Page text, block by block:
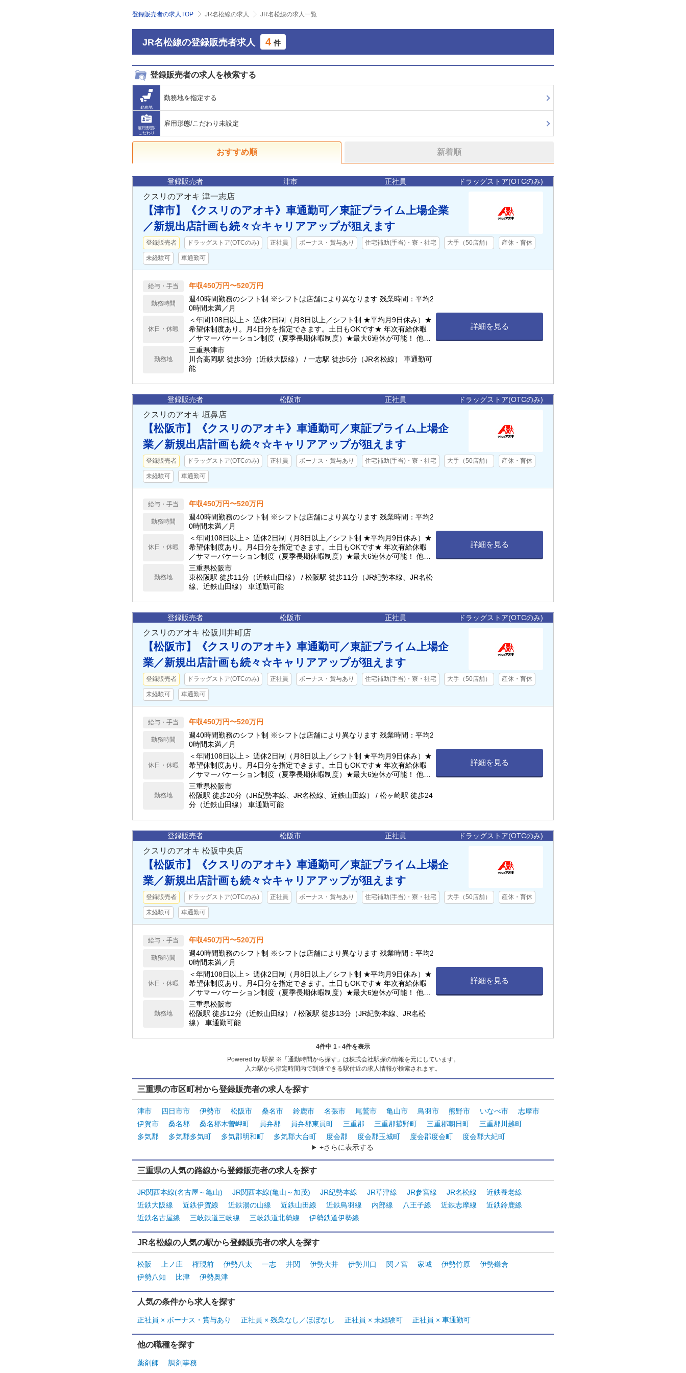
登録販売者の求人TOP JR名松線の求人 JR名松線の求人一覧
JR名松線の登録販売者求人 4 件
登録販売者の求人を検索する
勤務地
勤務地を指定する
雇用形態/
こだわり
雇用形態/こだわり未設定
おすすめ順 新着順
登録販売者 津市 正社員 ドラッグストア(OTCのみ)
クスリのアオキ 津一志店
【津市】《クスリのアオキ》車通勤可／東証プライム上場企業
／新規出店計画も続々☆キャリアアップが狙えます
登録販売者 ドラッグストア(OTCのみ) 正社員 ボーナス・賞与あり 住宅補助(手当)・寮・社宅 大手（50店舗） 産休・育休
未経験可 車通勤可
給与・手当 年収450万円〜520万円
勤務時間
週40時間勤務のシフト制 ※シフトは店舗により異なります 残業時間：平均2
0時間未満／月
休日・休暇
＜年間108日以上＞ 週休2日制（月8日以上／シフト制 ★平均月9日休み）★
希望休制度あり。月4日分を指定できます。土日もOKです★ 年次有給休暇
／サマーバケーション制度（夏季長期休暇制度）★最大6連休が可能！ 他詳
細は求人下部へ記載
勤務地
三重県津市
川合高岡駅 徒歩3分（近鉄大阪線） / 一志駅 徒歩5分（JR名松線） 車通勤可
能
詳細を見る
登録販売者 松阪市 正社員 ドラッグストア(OTCのみ)
クスリのアオキ 垣鼻店
【松阪市】《クスリのアオキ》車通勤可／東証プライム上場企
業／新規出店計画も続々☆キャリアアップが狙えます
登録販売者 ドラッグストア(OTCのみ) 正社員 ボーナス・賞与あり 住宅補助(手当)・寮・社宅 大手（50店舗） 産休・育休
未経験可 車通勤可
給与・手当 年収450万円〜520万円
勤務時間
週40時間勤務のシフト制 ※シフトは店舗により異なります 残業時間：平均2
0時間未満／月
休日・休暇
＜年間108日以上＞ 週休2日制（月8日以上／シフト制 ★平均月9日休み）★
希望休制度あり。月4日分を指定できます。土日もOKです★ 年次有給休暇
／サマーバケーション制度（夏季長期休暇制度）★最大6連休が可能！ 他詳
細は求人下部へ記載
勤務地
三重県松阪市
東松阪駅 徒歩11分（近鉄山田線） / 松阪駅 徒歩11分（JR紀勢本線、JR名松
線、近鉄山田線） 車通勤可能
詳細を見る
登録販売者 松阪市 正社員 ドラッグストア(OTCのみ)
クスリのアオキ 松阪川井町店
【松阪市】《クスリのアオキ》車通勤可／東証プライム上場企
業／新規出店計画も続々☆キャリアアップが狙えます
登録販売者 ドラッグストア(OTCのみ) 正社員 ボーナス・賞与あり 住宅補助(手当)・寮・社宅 大手（50店舗） 産休・育休
未経験可 車通勤可
給与・手当 年収450万円〜520万円
勤務時間
週40時間勤務のシフト制 ※シフトは店舗により異なります 残業時間：平均2
0時間未満／月
休日・休暇
＜年間108日以上＞ 週休2日制（月8日以上／シフト制 ★平均月9日休み）★
希望休制度あり。月4日分を指定できます。土日もOKです★ 年次有給休暇
／サマーバケーション制度（夏季長期休暇制度）★最大6連休が可能！ 他詳
細は求人下部へ記載
勤務地
三重県松阪市
松阪駅 徒歩20分（JR紀勢本線、JR名松線、近鉄山田線） / 松ヶ崎駅 徒歩24
分（近鉄山田線） 車通勤可能
詳細を見る
登録販売者 松阪市 正社員 ドラッグストア(OTCのみ)
クスリのアオキ 松阪中央店
【松阪市】《クスリのアオキ》車通勤可／東証プライム上場企
業／新規出店計画も続々☆キャリアアップが狙えます
登録販売者 ドラッグストア(OTCのみ) 正社員 ボーナス・賞与あり 住宅補助(手当)・寮・社宅 大手（50店舗） 産休・育休
未経験可 車通勤可
給与・手当 年収450万円〜520万円
勤務時間
週40時間勤務のシフト制 ※シフトは店舗により異なります 残業時間：平均2
0時間未満／月
休日・休暇
＜年間108日以上＞ 週休2日制（月8日以上／シフト制 ★平均月9日休み）★
希望休制度あり。月4日分を指定できます。土日もOKです★ 年次有給休暇
／サマーバケーション制度（夏季長期休暇制度）★最大6連休が可能！ 他詳
細は求人下部へ記載
勤務地
三重県松阪市
松阪駅 徒歩12分（近鉄山田線） / 松阪駅 徒歩13分（JR紀勢本線、JR名松
線） 車通勤可能
詳細を見る
4件中 1 - 4件を表示
Powered by 駅探 ※「通勤時間から探す」は株式会社駅探の情報を元にしています。
入力駅から指定時間内で到達できる駅付近の求人情報が検索されます。
三重県の市区町村から登録販売者の求人を探す
津市 四日市市 伊勢市 松阪市 桑名市 鈴鹿市 名張市 尾鷲市 亀山市 鳥羽市 熊野市 いなべ市
志摩市
伊賀市
桑名郡 桑名郡木曽岬町 員弁郡 員弁郡東員町 三重郡 三重郡菰野町 三重郡朝日町
三重郡川越町
多気郡
多気郡多気町 多気郡明和町 多気郡大台町 度会郡 度会郡玉城町 度会郡度会町
度会郡大紀町
+さらに表示する
三重県の人気の路線から登録販売者の求人を探す
JR関西本線(名古屋～亀山) JR関西本線(亀山～加茂) JR紀勢本線 JR草津線 JR参宮線 JR名松線
近鉄養老線
近鉄大阪線
近鉄伊賀線 近鉄湯の山線 近鉄山田線 近鉄鳥羽線 内部線 八王子線 近鉄志摩線
近鉄鈴鹿線
近鉄名古屋線
三岐鉄道三岐線 三岐鉄道北勢線 伊勢鉄道伊勢線
JR名松線の人気の駅から登録販売者の求人を探す
松阪 上ノ庄 権現前 伊勢八太 一志 井関 伊勢大井 伊勢川口 関ノ宮 家城 伊勢竹原
伊勢鎌倉
伊勢八知
比津 伊勢奥津
人気の条件から求人を探す
正社員 × ボーナス・賞与あり 正社員 × 残業なし／ほぼなし 正社員 × 未経験可 正社員 × 車通勤可
他の職種を探す
薬剤師 調剤事務